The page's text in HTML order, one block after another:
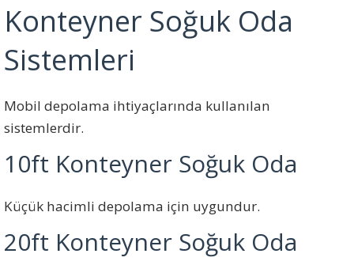
Konteyner Soğuk Oda
Sistemleri
Mobil depolama ihtiyaçlarında kullanılan
sistemlerdir.
10ft Konteyner Soğuk Oda
Küçük hacimli depolama için uygundur.
20ft Konteyner Soğuk Oda